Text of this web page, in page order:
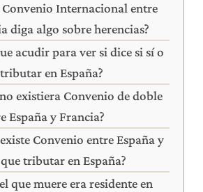
Internacional entre
diga algo sobre herencias?
acudir para ver si dice si sí o
en España?
existiera Convenio de doble
España y Francia?
Convenio entre España y
tributar en España?
que muere era residente en